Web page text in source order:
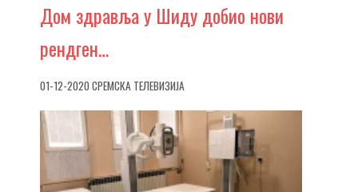
Дом здравља у Шиду добио нови
рендген…
01-12-2020 СРЕМСКА ТЕЛЕВИЗИЈА